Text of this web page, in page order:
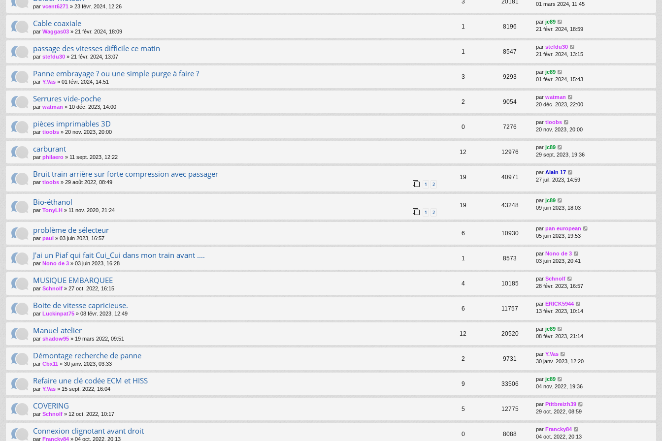
par vcent6271 » 23 févr. 2024, 12:26 01 mars 2024, 11:45
Cable coaxiale
par Waggas03 » 21 févr. 2024, 18:09
1 8196
par jc89
21 févr. 2024, 18:59
passage des vitesses difficile ce matin
par stefdu30 » 21 févr. 2024, 13:07
1 8547
par stefdu30
21 févr. 2024, 13:15
Panne embrayage ? ou une simple purge à faire ?
par Y.Vas » 01 févr. 2024, 14:51
3 9293
par jc89
01 févr. 2024, 15:43
Serrures vide-poche
par watman » 10 déc. 2023, 14:00
2 9054
par watman
20 déc. 2023, 22:00
pièces imprimables 3D
par tioobs » 20 nov. 2023, 20:00
0 7276
par tioobs
20 nov. 2023, 20:00
carburant
par philaero » 11 sept. 2023, 12:22
12 12976
par jc89
29 sept. 2023, 19:36
Bruit train arrière sur forte compression avec passager
par tioobs » 29 août 2022, 08:49 1 2
19 40971
par Alain 17
27 juil. 2023, 14:59
Bio-éthanol
par TonyLH » 11 nov. 2020, 21:24 1 2
19 43248
par jc89
09 juin 2023, 18:03
problème de sélecteur
par paul » 03 juin 2023, 16:57
6 10930
par pan european
05 juin 2023, 19:53
J'ai un Piaf qui fait Cui_Cui dans mon train avant ....
par Nono de 3 » 03 juin 2023, 16:28
1 8573
par Nono de 3
03 juin 2023, 20:41
MUSIQUE EMBARQUEE
par Schnolf » 27 oct. 2022, 16:15
4 10185
par Schnolf
28 févr. 2023, 16:57
Boite de vitesse capricieuse.
par Luckinpat75 » 08 févr. 2023, 12:49
6 11757
par ERICK5944
13 févr. 2023, 10:14
Manuel atelier
par shadow95 » 19 mars 2022, 09:51
12 20520
par jc89
08 févr. 2023, 21:14
Démontage recherche de panne
par Cbx11 » 30 janv. 2023, 03:33
2 9731
par Y.Vas
30 janv. 2023, 12:20
Refaire une clé codée ECM et HISS
par Y.Vas » 15 sept. 2022, 16:04
9 33506
par jc89
04 nov. 2022, 19:36
COVERING
par Schnolf » 12 oct. 2022, 10:17
5 12775
par Ptitbreizh39
29 oct. 2022, 08:59
Connexion clignotant avant droit
par Francky84 » 04 oct. 2022, 20:13
0 8088
par Francky84
04 oct. 2022, 20:13